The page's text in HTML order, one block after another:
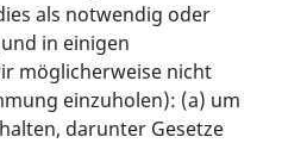
als notwendig oder
in einigen
möglicherweise nicht
einzuholen): (a) um
darunter Gesetze